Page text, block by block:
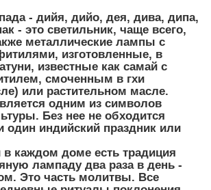
- дийя, дийо, дея, дива, дипа,
- это светильник, чаще всего,
металлические лампы с
изготовленные, в
известные как самай с
смоченным в гхи
или растительном масле.
одним из символов
Без нее не обходится
один индийский праздник или
каждом доме есть традиция
лампаду два раза в день -
Это часть молитвы. Все